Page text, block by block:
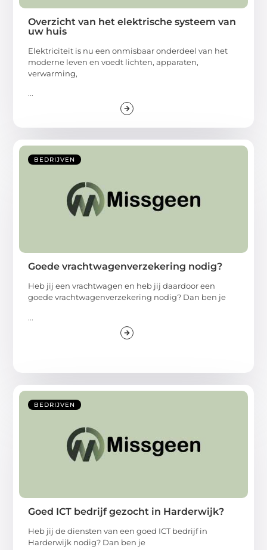
Overzicht van het elektrische systeem van
uw huis
Elektriciteit is nu een onmisbaar onderdeel van het
moderne leven en voedt lichten, apparaten,
verwarming,
...
BEDRIJVEN
Goede vrachtwagenverzekering nodig?
Heb jij een vrachtwagen en heb jij daardoor een
goede vrachtwagenverzekering nodig? Dan ben je
...
BEDRIJVEN
Goed ICT bedrijf gezocht in Harderwijk?
Heb jij de diensten van een goed ICT bedrijf in
Harderwijk nodig? Dan ben je